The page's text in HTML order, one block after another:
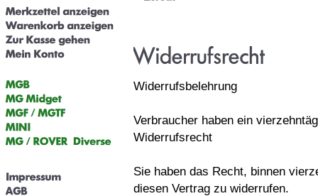
Widerrufsbelehrung
Verbraucher haben ein
Widerrufsrecht
Sie haben das Recht, binnen
diesen Vertrag zu widerrufen.